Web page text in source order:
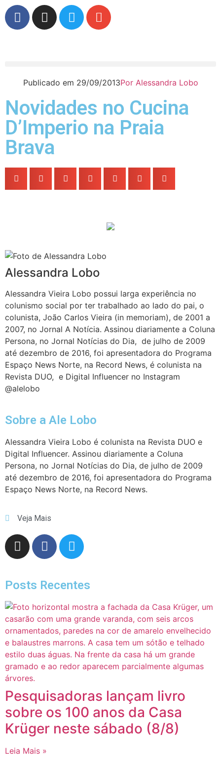
Publicado em 29/09/2013PorAlessandra Lobo
Novidades no Cucina
D’Imperio na Praia
Brava
Alessandra Lobo
Alessandra Vieira Lobo possui larga experiência no
colunismo social por ter trabalhado ao lado do pai, o
colunista, João Carlos Vieira (in memoriam), de 2001 a
2007, no Jornal A Notícia. Assinou diariamente a Coluna
Persona, no Jornal Notícias do Dia, de julho de 2009
até dezembro de 2016, foi apresentadora do Programa
Espaço News Norte, na Record News, é colunista na
Revista DUO, e Digital Influencer no Instagram
@alelobo
Sobre a Ale Lobo
Alessandra Vieira Lobo é colunista na Revista DUO e
Digital Influencer. Assinou diariamente a Coluna
Persona, no Jornal Notícias do Dia, de julho de 2009
até dezembro de 2016, foi apresentadora do Programa
Espaço News Norte, na Record News.
Veja Mais
Posts Recentes
Pesquisadoras lançam livro
sobre os 100 anos da Casa
Krüger neste sábado (8/8)
Leia Mais »